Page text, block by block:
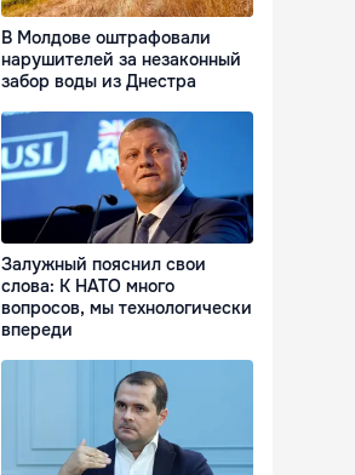
В Молдове оштрафовали
нарушителей за незаконный
забор воды из Днестра
Залужный пояснил свои
слова: К НАТО много
вопросов, мы технологически
впереди